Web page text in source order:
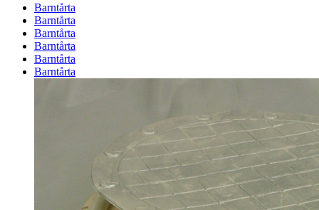
Barntårta
Barntårta
Barntårta
Barntårta
Barntårta
Barntårta